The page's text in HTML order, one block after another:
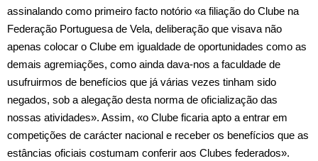
assinalando como primeiro facto notório «a filiação do Clube na
Federação Portuguesa de Vela, deliberação que visava não
apenas colocar o Clube em igualdade de oportunidades como as
demais agremiações, como ainda dava‑nos a faculdade de
usufruirmos de benefícios que já várias vezes tinham sido
negados, sob a alegação desta norma de oficialização das
nossas atividades». Assim, «o Clube ficaria apto a entrar em
competições de carácter nacional e receber os benefícios que as
estâncias oficiais costumam conferir aos Clubes federados».